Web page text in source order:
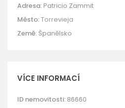
Adresa: Patricio Zammit
Město:Torrevieja
Země: Španělsko
VÍCE INFORMACÍ
ID nemovitosti: 86660